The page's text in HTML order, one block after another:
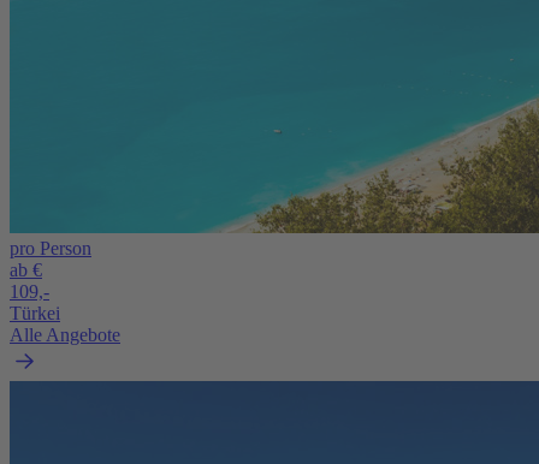
pro Person
ab €
109,-
Türkei
Alle Angebote